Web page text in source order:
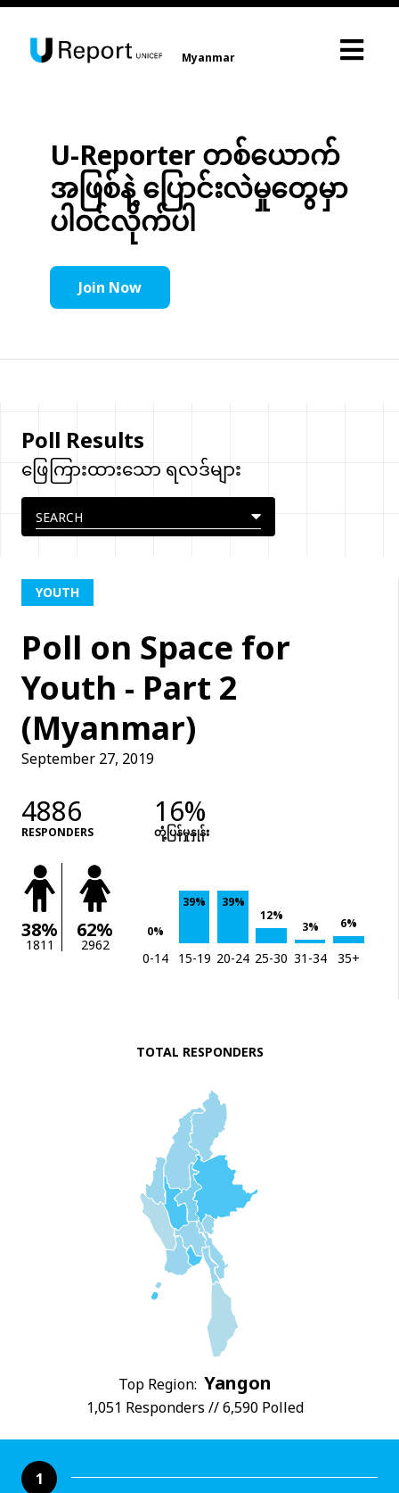
Myanmar
U-Reporter တစ်ယောက်
အဖြစ်နဲ့ ပြောင်းလဲမှုတွေမှာ
ပါဝင်လိုက်ပါ
Join Now
Poll Results
ဖြေကြားထားသော ရလဒ်များ
YOUTH
Poll on Space for
Youth - Part 2
(Myanmar)
September 27, 2019
4886
RESPONDERS
16%
တုံံ့ပြန်မှုနှုန်း
38%
1811
62%
2962
0%
39%
39%
12%
3% 6%
0-14 15-19 20-24 25-30 31-34 35+
TOTAL RESPONDERS
Top Region: Yangon
1,051 Responders // 6,590 Polled
1